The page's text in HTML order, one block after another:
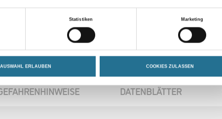
Statistiken Marketing
AUSWAHL ERLAUBEN COOKIES ZULASSEN
DATENBLÄTTER